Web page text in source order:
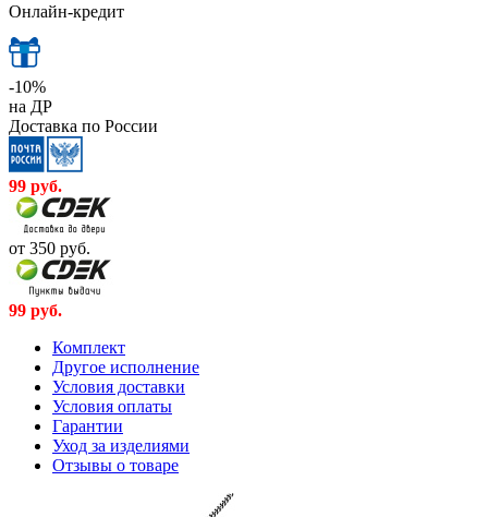
Онлайн-кредит
-10%
на ДР
Доставка по России
99 руб.
от 350 руб.
99 руб.
Комплект
Другое исполнение
Условия доставки
Условия оплаты
Гарантии
Уход за изделиями
Отзывы о товаре